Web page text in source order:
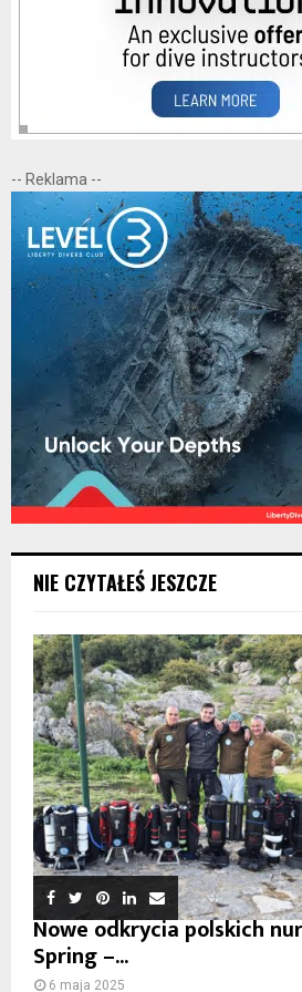
-- Reklama --
NIE CZYTAŁEŚ JESZCZE
Nowe odkrycia polskich
Spring –...
6 maja 2025